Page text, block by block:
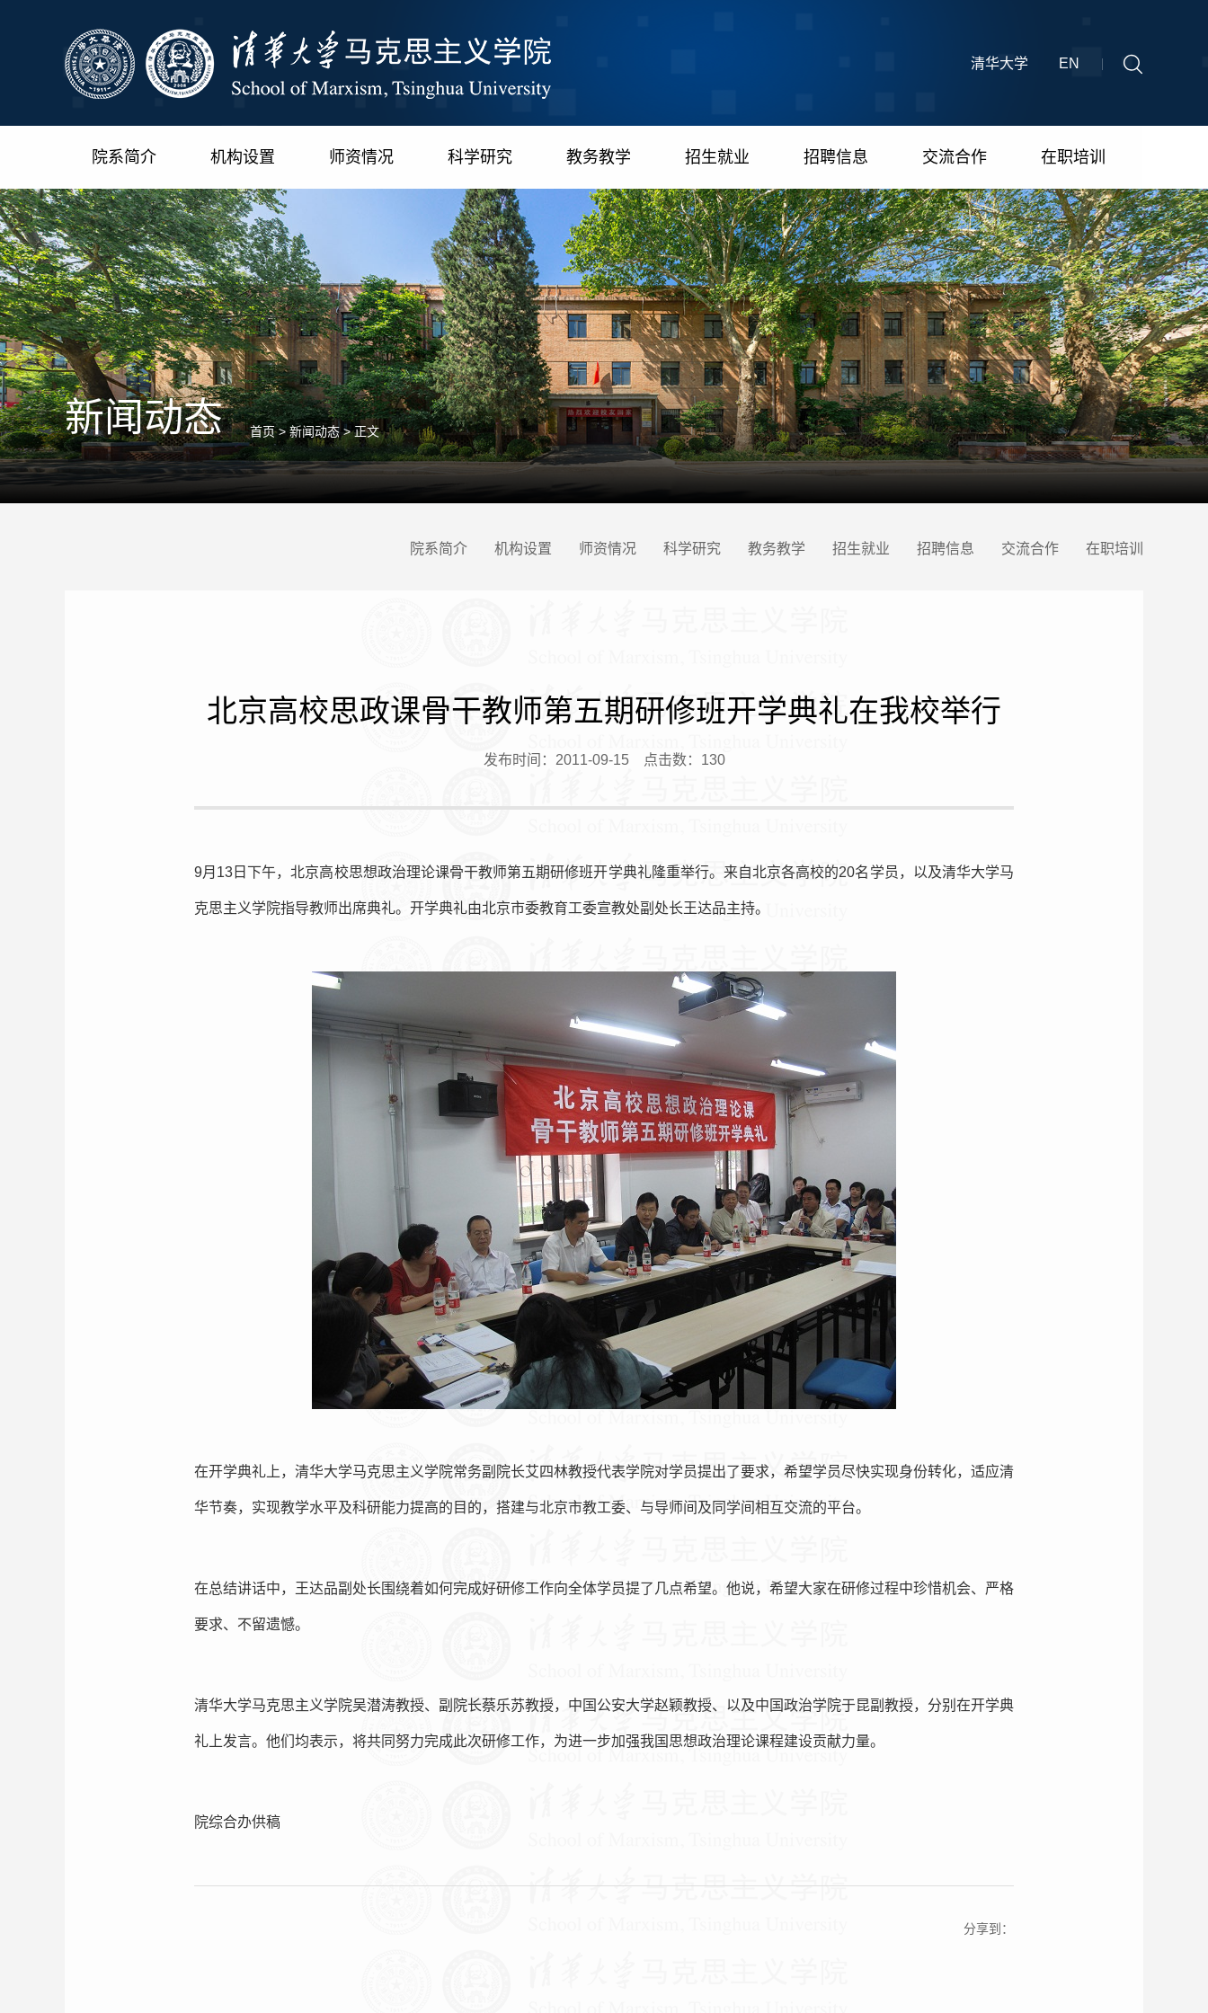
清华大学 EN
院系简介 机构设置 师资情况 科学研究 教务教学 招生就业 招聘信息 交流合作 在职培训
新闻动态 首页>新闻动态> 正文
院系简介 机构设置 师资情况 科学研究 教务教学 招生就业 招聘信息 交流合作 在职培训
北京高校思政课骨干教师第五期研修班开学典礼在我校举行
发布时间：2011-09-15点击数： 130
9月13日下午，北京高校思想政治理论课骨干教师第五期研修班开学典礼隆重举行。来自北京各高校的20名学员，以及清华大学马
克思主义学院指导教师出席典礼。开学典礼由北京市委教育工委宣教处副处长王达品主持。
在开学典礼上，清华大学马克思主义学院常务副院长艾四林教授代表学院对学员提出了要求，希望学员尽快实现身份转化，适应清
华节奏，实现教学水平及科研能力提高的目的，搭建与北京市教工委、与导师间及同学间相互交流的平台。
在总结讲话中，王达品副处长围绕着如何完成好研修工作向全体学员提了几点希望。他说，希望大家在研修过程中珍惜机会、严格
要求、不留遗憾。
清华大学马克思主义学院吴潜涛教授、副院长蔡乐苏教授，中国公安大学赵颖教授、以及中国政治学院于昆副教授，分别在开学典
礼上发言。他们均表示，将共同努力完成此次研修工作，为进一步加强我国思想政治理论课程建设贡献力量。
院综合办供稿
分享到：